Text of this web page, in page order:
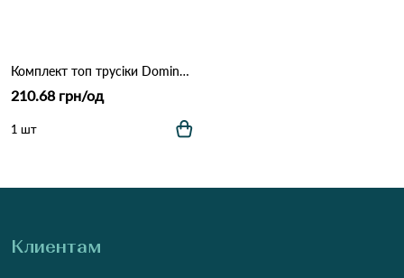
Комплект топ трусіки Dominant 5650-18 Червоний
210.68 грн/од
1 шт
Клиентам